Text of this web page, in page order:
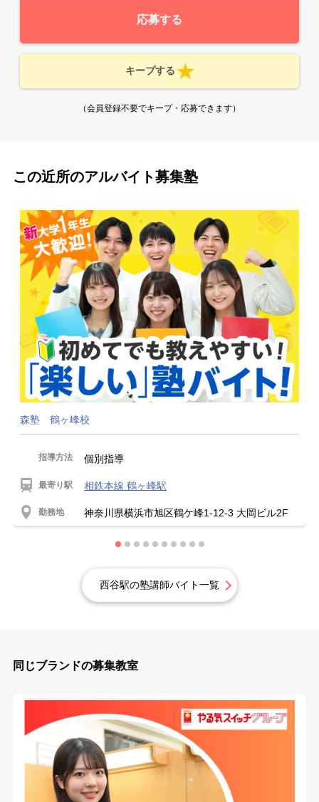
応募する
キープする
（会員登録不要でキープ・応募できます）
この近所のアルバイト募集塾
森塾 鶴ヶ峰校
指導方法 個別指導
最寄り駅 相鉄本線 鶴ヶ峰駅
勤務地 神奈川県横浜市旭区鶴ケ峰1-12-3 大岡ビル2F
西谷駅の塾講師バイト一覧
同じブランドの募集教室